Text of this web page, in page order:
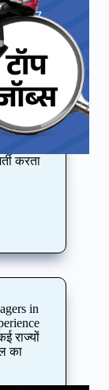
करता
in
राज्यों
का